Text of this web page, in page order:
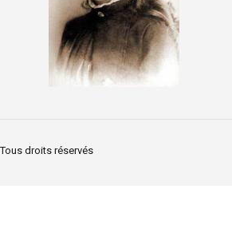
droits réservés